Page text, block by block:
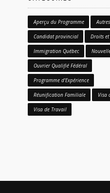
Aperçu du Programme
Candidat provincial Droits
Immigration Québec
Ouvrier Qualifié Fédéral
Programme d'Expérience
Réunification Familiale Visa
Visa de Travail